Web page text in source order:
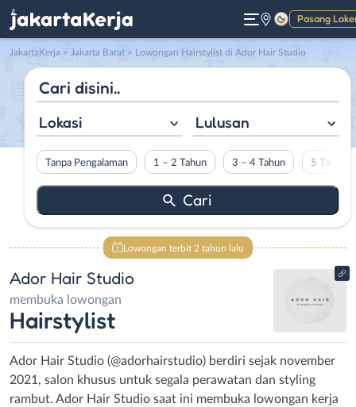
Pasang
Gelap
JakartaKerja > Jakarta Barat > Lowongan Hairstylist di Ador Hair Studio
Lokasi Lulusan
Tanpa Pengalaman 1 – 2 Tahun 3 – 4 Tahun 5 Tahun
Lowongan terbit 2 tahun lalu
Ador Hair Studio
membuka lowongan
Hairstylist
Ador Hair Studio (@adorhairstudio) berdiri sejak november
2021, salon khusus untuk segala perawatan dan styling
rambut. Ador Hair Studio saat ini membuka lowongan kerja